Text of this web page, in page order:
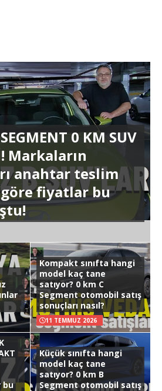
0 KM SUV
Markaların
anahtar teslim
fiyatlar bu
Kompakt sınıfta hangi
model kaç tane
satıyor? 0 km C
Segment otomobil satış
sonuçları nasıl?
11 TEMMUZ 2026
bu
Küçük sınıfta hangi
model kaç tane
satıyor? 0 km B
Segment otomobil satış